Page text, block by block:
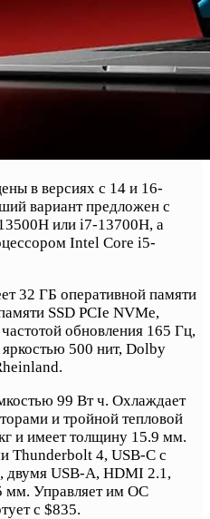
в версиях с 14 и 16-
вариант предложен с
или i7-13700H, а
Intel Core i5-
32 ГБ оперативной памяти
SSD PCIe NVMe,
обновления 165 Гц,
500 нит, Dolby
99 Вт ч. Охлаждает
и тройной тепловой
и имеет толщину 15.9 мм.
Thunderbolt 4, USB-C с
двумя USB-A, HDMI 2.1,
мм. Управляет им ОС
с $835.